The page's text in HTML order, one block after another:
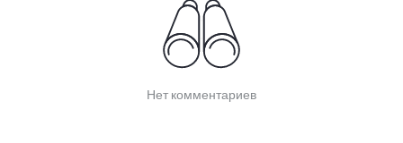
Нет комментариев